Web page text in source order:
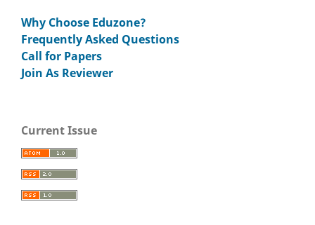
Why Choose Eduzone?
Frequently Asked Questions
Call for Papers
Join As Reviewer
Current Issue